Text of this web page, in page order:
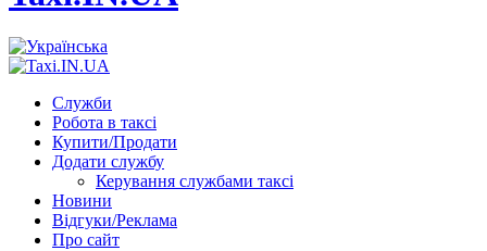
Служби
Робота в таксі
Купити/Продати
Додати службу
Керування службами таксі
Новини
Відгуки/Реклама
Про сайт